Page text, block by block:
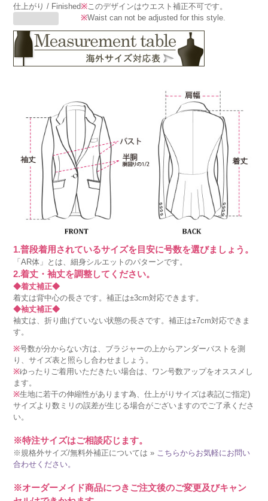
仕上がり / Finished※このデザインはウエスト補正不可です。
※Waist can not be adjusted for this style.
1.普段着用されているサイズを目安に号数を選びましょう。
「AR体」とは、細身シルエットのパターンです。
2.着丈・袖丈を調整してください。
◆着丈補正◆
着丈は背中心の長さです。補正は±3cm対応できます。
◆袖丈補正◆
袖丈は、折り曲げていない状態の長さです。補正は±7cm対応できま
す。
※号数が分からない方は、ブラジャーの上からアンダーバストを測
り、サイズ表と照らし合わせましょう。
※ゆったりご着用いただきたい場合は、ワン号数アップをオススメし
ます。
※生地に若干の伸縮性があります為、仕上がりサイズは表記(ご指定)
サイズより数ミリの誤差が生じる場合がございますのでご了承くださ
い。
※特注サイズはご相談応じます。
※規格外サイズ/無料外補正については » こちらからお気軽にお問い
合わせください。
※オーダーメイド商品につきご注文後のご変更及びキャン